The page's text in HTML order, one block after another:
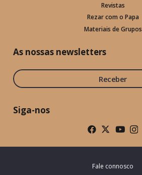
Revistas
Rezar com o Papa
Materiais de Grupos
As nossas newsletters
Receber
Siga-nos
Fale connosco